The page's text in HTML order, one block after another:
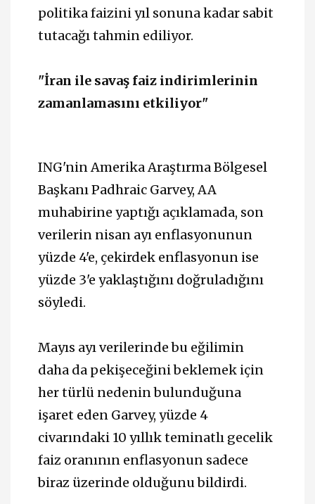
politika faizini yıl sonuna kadar sabit
tutacağı tahmin ediliyor.
"İran ile savaş faiz indirimlerinin
zamanlamasını etkiliyor"
ING'nin Amerika Araştırma Bölgesel
Başkanı Padhraic Garvey, AA
muhabirine yaptığı açıklamada, son
verilerin nisan ayı enflasyonunun
yüzde 4'e, çekirdek enflasyonun ise
yüzde 3'e yaklaştığını doğruladığını
söyledi.
Mayıs ayı verilerinde bu eğilimin
daha da pekişeceğini beklemek için
her türlü nedenin bulunduğuna
işaret eden Garvey, yüzde 4
civarındaki 10 yıllık teminatlı gecelik
faiz oranının enflasyonun sadece
biraz üzerinde olduğunu bildirdi.